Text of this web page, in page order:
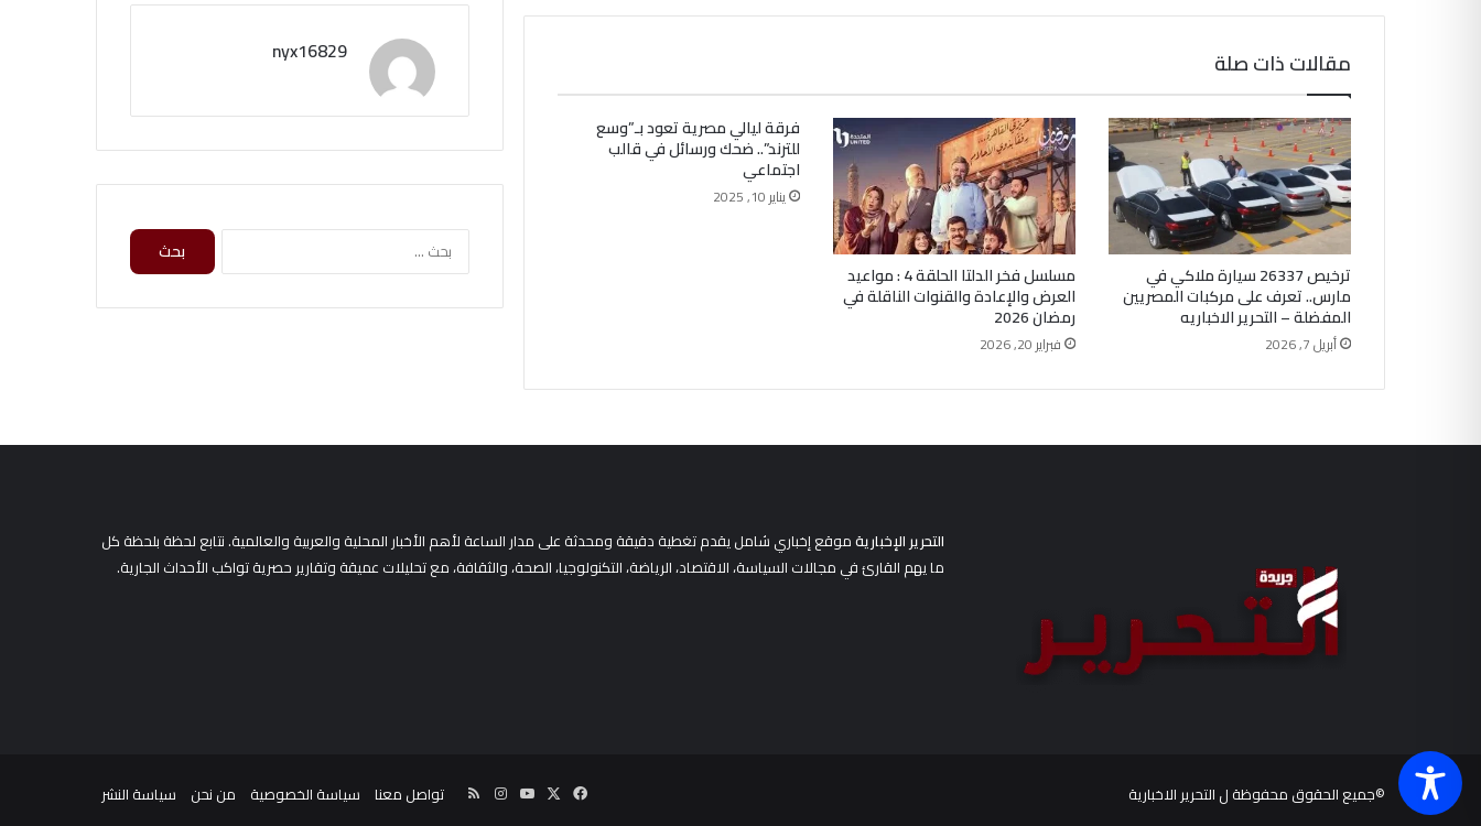
مقالات ذات صلة
ترخيص 26337 سيارة ملاكي في
مارس.. تعرف على مركبات المصريين
المفضلة – التحرير الاخباريه
أبريل 7, 2026
مسلسل فخر الدلتا الحلقة 4 : مواعيد
العرض والإعادة والقنوات الناقلة في
رمضان 2026
فبراير 20, 2026
فرقة ليالي مصرية تعود بـ”وسع
للترند”.. ضحك ورسائل في قالب
اجتماعي
يناير 10, 2025
nyx16829
ح
التحرير الإخباريةموقع إخباري شامل يقدم تغطية دقيقة ومحدثة على مدار الساعة لأهم الأخبار المحلية والعربية والعالمية. نتابع لحظة بلحظة كل
ما يهم القارئ في مجالات السياسة، الاقتصاد، الرياضة، التكنولوجيا، الصحة، والثقافة، مع تحليلات عميقة وتقارير حصرية تواكب الأحداث الجارية.
©جميع الحقوق محفوظة ل التحرير الاخبارية تواصل معنا سياسة الخصوصية من نحن سياسة النشر فيسبوك ‫YouTubeانستقرامملخص